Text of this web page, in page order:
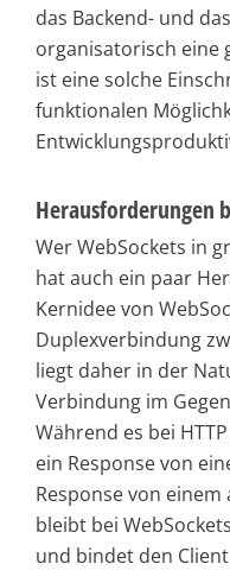
das Backend- und
organisatorisch eine
ist eine solche
funktionalen
Herausforderungen
Wer WebSockets in
hat auch ein paar
Kernidee von
Duplexverbindung
liegt daher in der
Verbindung im
Während es bei
ein Response von
Response von
bleibt bei
und bindet den